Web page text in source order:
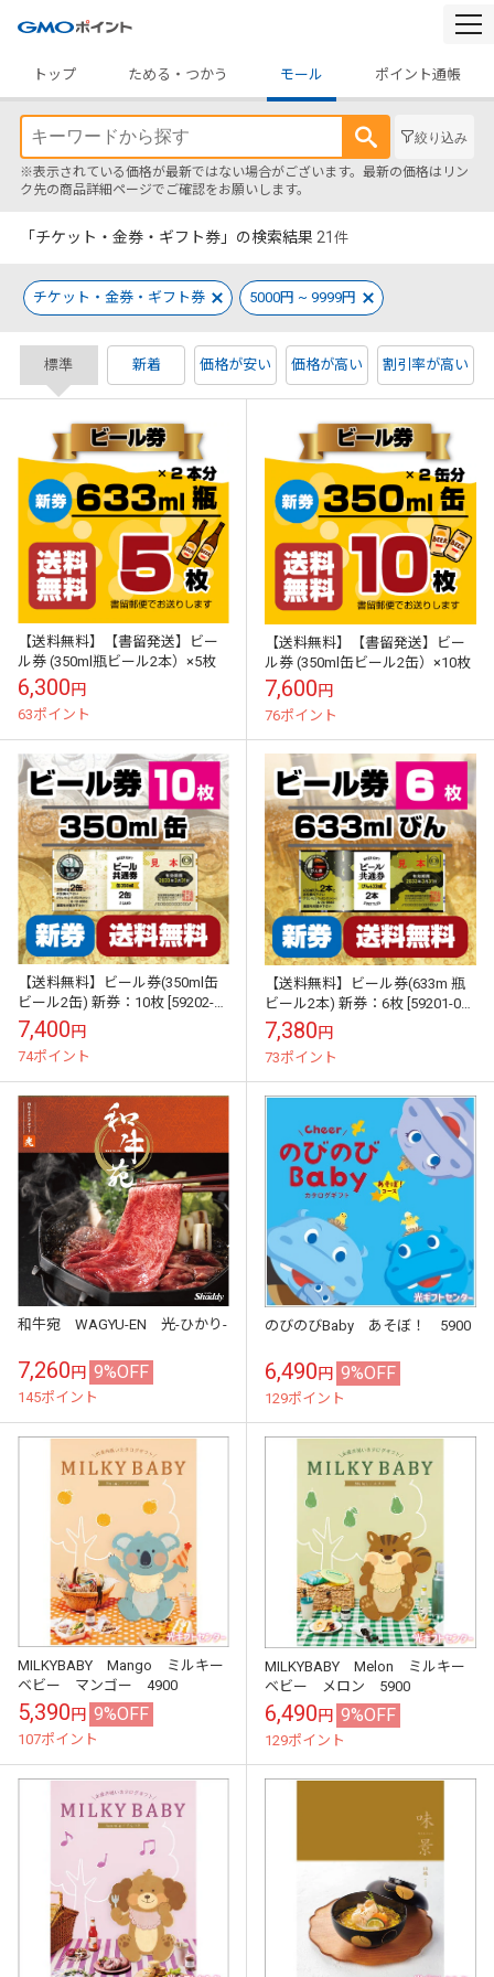
トップ
ためる・つかう モール ポイント通帳
絞り込み
※表示されている価格が最新ではない場合がございます。最新の価格はリン
ク先の商品詳細ページでご確認をお願いします。
「チケット・金券・ギフト券」の検索結果 21 件
チケット・金券・ギフト券 5000円 ~ 9999円
標準 新着 価格が安い 価格が高い 割引率が高い
【送料無料】【書留発送】ビー
ル券 (350ml瓶ビール2本）×5枚
6,300円
63ポイント
【送料無料】【書留発送】ビー
ル券 (350ml缶ビール2缶）×10枚
7,600円
76ポイント
【送料無料】ビール券(350ml缶
ビール2缶) 新券：10枚 [59202-
10](L) 書留発送
7,400円
74ポイント
【送料無料】ビール券(633m 瓶
ビール2本) 新券：6枚 [59201-06]
書留発送
7,380円
73ポイント
和牛宛 WAGYU-EN 光-ひかり-
7,260円 9%OFF
145ポイント
のびのびBaby あそぼ！ 5900
6,490円 9%OFF
129ポイント
MILKYBABY Mango ミルキー
ベビー マンゴー 4900
5,390円 9%OFF
107ポイント
MILKYBABY Melon ミルキー
ベビー メロン 5900
6,490円 9%OFF
129ポイント